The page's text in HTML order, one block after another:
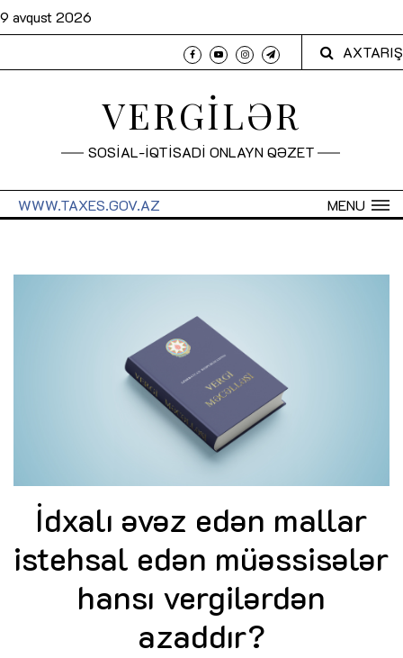
9 avqust 2026
AXTARIŞ
VERGİLƏR
SOSİAL-İQTİSADİ ONLAYN QƏZET
MENU
WWW.TAXES.GOV.AZ
İdxalı əvəz edən mallar
istehsal edən müəssisələr
hansı vergilərdən
azaddır?